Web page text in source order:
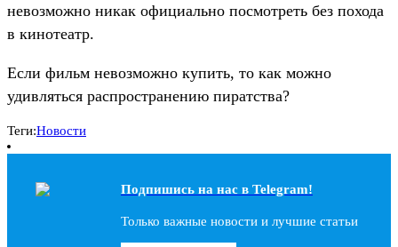
невозможно никак официально посмотреть без похода
в кинотеатр.
Если фильм невозможно купить, то как можно
удивляться распространению пиратства?
Теги:Новости
Подпишись на наc в Telegram!
Только важные новости и лучшие статьи